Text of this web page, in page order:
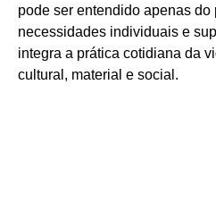
pode ser entendido apenas do
necessidades individuais e
integra a prática cotidiana da
cultural, material e social.